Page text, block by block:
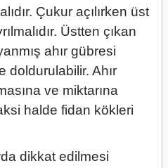
Çukur açılırken üst
Üstten çıkan
ahır gübresi
doldurulabilir. Ahır
ve miktarına
halde fidan kökleri
dikkat edilmesi